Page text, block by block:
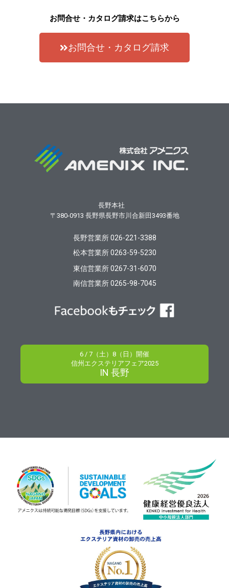
お問合せ・カタログ請求はこちらから
お問合せ・カタログ請求
長野本社
〒380-0913 長野県長野市川合新田3493番地
長野営業所 026-221-3388
松本営業所 0263-59-5230
東信営業所 0267-31-6070
南信営業所 0265-98-7045
6 / 7（土）8（日）開催
信州エクステリアフェア2025
IN 長野